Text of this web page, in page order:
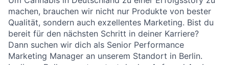
machen, brauchen wir nicht nur Produkte von bester
Qualität, sondern auch exzellentes Marketing. Bist du
bereit für den nächsten Schritt in deiner Karriere?
Dann suchen wir dich als Senior Performance
Marketing Manager an unserem Standort in Berlin.